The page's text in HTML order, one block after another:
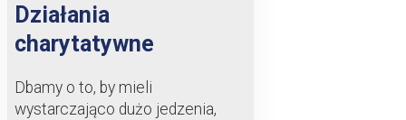
Działania
charytatywne
Dbamy o to, by mieli
wystarczająco dużo jedzenia,